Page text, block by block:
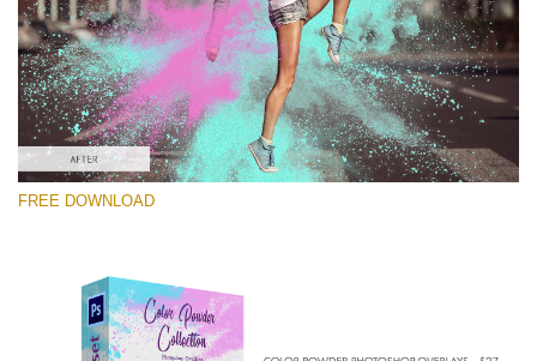
Free Photoshop Overlay #9
Small 800*533px
Color Powder
(30 Overlays)
Large 6000*4000px
Large 6000*4000px
Entire Collection
FREE DOWNLOAD